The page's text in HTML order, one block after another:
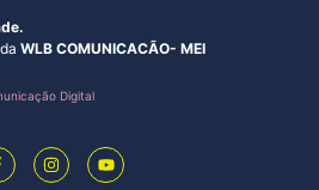
WLB COMUNICACÃO- MEI
Digital